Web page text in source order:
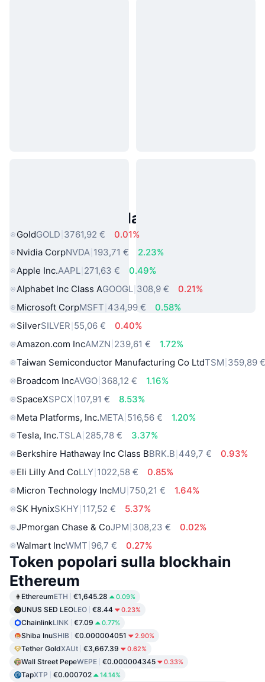
Asset reali popolari
GoldGOLD 3761,92 €
0.01%
Nvidia CorpNVDA 193,71 €
2.23%
Apple Inc.AAPL 271,63 €
0.49%
Alphabet Inc Class AGOOGL 308,9 €
0.21%
Microsoft CorpMSFT 434,99 €
0.58%
SilverSILVER 55,06 €
0.40%
Amazon.com IncAMZN 239,61 €
1.72%
Taiwan Semiconductor Manufacturing Co LtdTSM 359,89
Broadcom IncAVGO 368,12 €
1.16%
SpaceXSPCX 107,91 €
8.53%
Meta Platforms, Inc.META 516,56 €
1.20%
Tesla, Inc.TSLA 285,78 €
3.37%
Berkshire Hathaway Inc Class BBRK.B 449,7 €
0.93%
Eli Lilly And CoLLY 1022,58 €
0.85%
Micron Technology IncMU 750,21 €
1.64%
SK HynixSKHY 117,52 €
5.37%
JPmorgan Chase & CoJPM 308,23 €
0.02%
Walmart IncWMT 96,7 € 0.27%
Token popolari sulla blockhain
Ethereum
EthereumETH €1,645.28 0.09%
UNUS SED LEOLEO €8.44 0.23%
ChainlinkLINK €7.09 0.77%
Shiba InuSHIB €0.000004051 2.90%
Tether GoldXAUt €3,667.39 0.62%
Wall Street PepeWEPE €0.000004345 0.33%
TapXTP €0.000702 14.14%